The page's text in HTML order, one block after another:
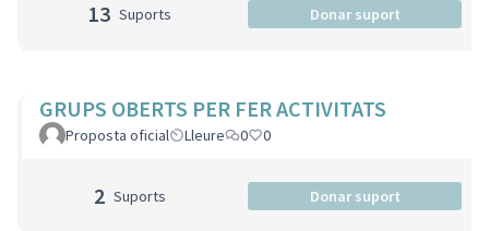
13 Suports Donar suport
GRUPS OBERTS PER FER ACTIVITATS
Proposta oficial Lleure 0 0
2 Suports Donar suport